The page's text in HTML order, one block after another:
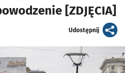
[ZDJĘCIA]
Udostępnijartykuł